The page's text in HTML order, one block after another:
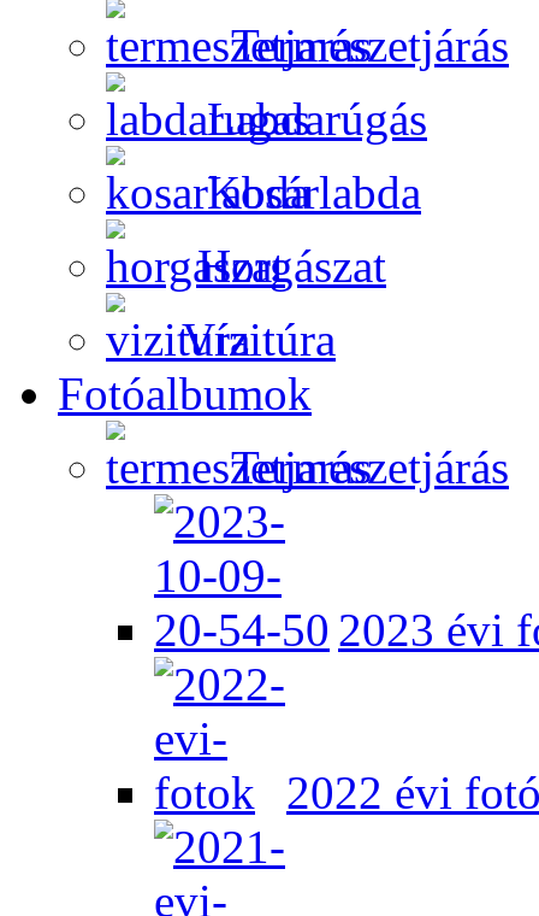
Természetjárás
Labdarúgás
Kosárlabda
Horgászat
Vízitúra
Fotóalbumok
Természetjárás
2023 évi
2022 évi